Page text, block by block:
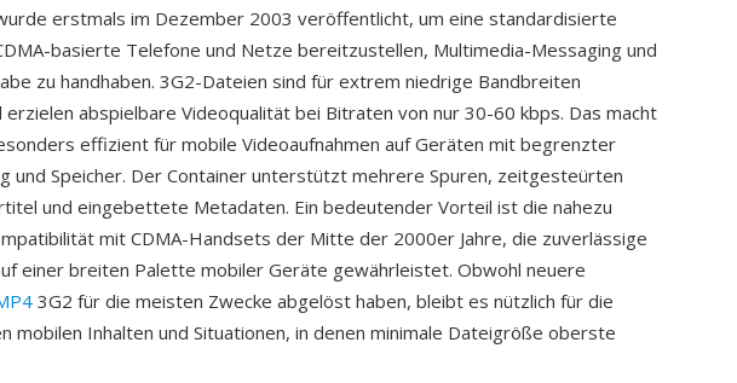
erstmals im Dezember 2003 veröffentlicht, um eine standardisierte
basierte Telefone und Netze bereitzustellen, Multimedia-Messaging und
zu handhaben. 3G2-Dateien sind für extrem niedrige Bandbreiten
erzielen abspielbare Videoqualität bei Bitraten von nur 30-60 kbps. Das macht
effizient für mobile Videoaufnahmen auf Geräten mit begrenzter
und Speicher. Der Container unterstützt mehrere Spuren, zeitgesteürten
und eingebettete Metadaten. Ein bedeutender Vorteil ist die nahezu
mit CDMA-Handsets der Mitte der 2000er Jahre, die zuverlässige
einer breiten Palette mobiler Geräte gewährleistet. Obwohl neuere
3G2 für die meisten Zwecke abgelöst haben, bleibt es nützlich für die
mobilen Inhalten und Situationen, in denen minimale Dateigröße oberste